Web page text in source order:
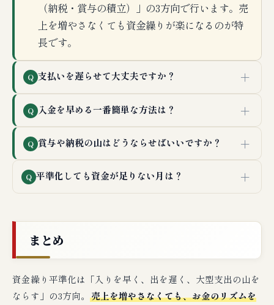
（納税・賞与の積立）」の3方向で行います。売
上を増やさなくても資金繰りが楽になるのが特
長です。
Q 支払いを遅らせて大丈夫ですか？ ＋
Q 入金を早める一番簡単な方法は？ ＋
Q 賞与や納税の山はどうならせばいいですか？ ＋
Q 平準化しても資金が足りない月は？ ＋
まとめ
資金繰り平準化は「入りを早く、出を遅く、大型支出の山を
ならす」の3方向。 売上を増やさなくても、お金のリズムを